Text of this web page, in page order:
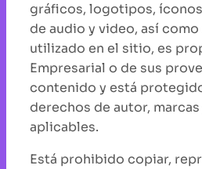
gráficos, logotipos,
de audio y video, así
utilizado en el sitio, es
Empresarial o de sus
contenido y está
derechos de autor,
aplicables.
Está prohibido copiar,